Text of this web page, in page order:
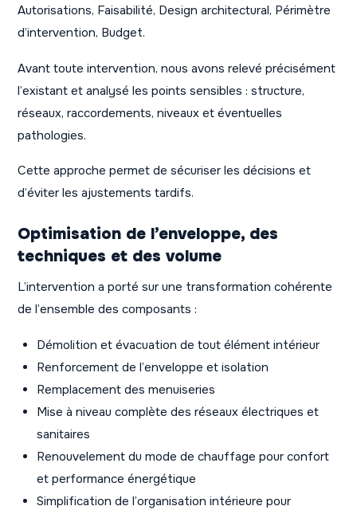
Autorisations, Faisabilité, Design architectural, Périmètre
d’intervention, Budget.
Avant toute intervention, nous avons relevé précisément
l’existant et analysé les points sensibles : structure,
réseaux, raccordements, niveaux et éventuelles
pathologies.
Cette approche permet de sécuriser les décisions et
d’éviter les ajustements tardifs.
Optimisation de l’enveloppe, des
techniques et des volume
L’intervention a porté sur une transformation cohérente
de l’ensemble des composants :
Démolition et évacuation de tout élément intérieur
Renforcement de l’enveloppe et isolation
Remplacement des menuiseries
Mise à niveau complète des réseaux électriques et
sanitaires
Renouvelement du mode de chauffage pour confort
et performance énergétique
Simplification de l’organisation intérieure pour